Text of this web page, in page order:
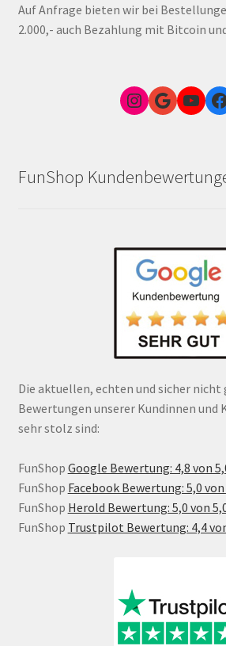
Auf Anfrage bieten wir bei
2.000,- auch Bezahlung mit Bitcoin
Instagram
Google Link zum FunShop Wien
FunShop
Die aktuellen, echten und sicher nicht
Bewertungen unserer Kundinnen und
sehr stolz sind:
FunShop Google Bewertung: 4,8 von
FunShop Facebook Bewertung: 5,0 von
FunShop Herold Bewertung: 5,0 von
FunShop Trustpilot Bewertung: 4,4